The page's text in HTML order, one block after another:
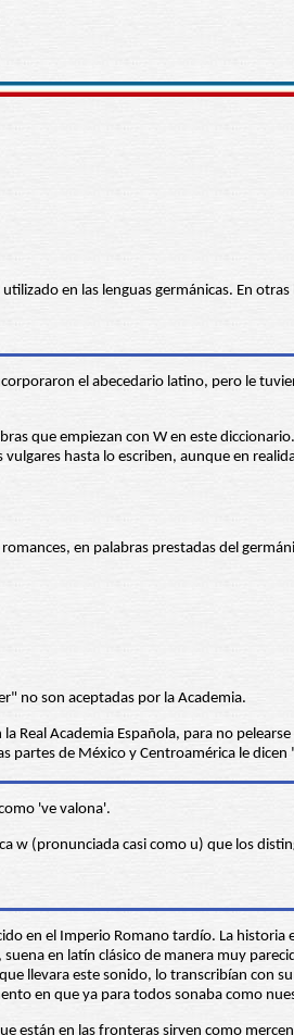
en las lenguas germánicas. En
el abecedario latino, pero le
que empiezan con W en este
hasta lo escriben, aunque en
en palabras prestadas del
no son aceptadas por la Academia.
la Real Academia Española, para no
partes de México y Centroamérica le
've valona'.
w (pronunciada casi como u) que los
el Imperio Romano tardío. La historia
en latín clásico de manera muy
este sonido, lo transcribían con
en que ya para todos sonaba como
están en las fronteras sirven como